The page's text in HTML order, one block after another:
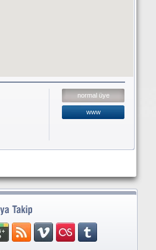
normal üye
www